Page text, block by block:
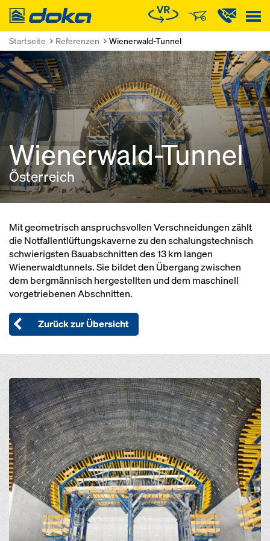
Doka
Startseite Referenzen Wienerwald-Tunnel
Wienerwald-Tunnel
Österreich
Mit geometrisch anspruchsvollen Verschneidungen zählt
die Notfallentlüftungskaverne zu den schalungstechnisch
schwierigsten Bauabschnitten des 13 km langen
Wienerwaldtunnels. Sie bildet den Übergang zwischen
dem bergmännisch hergestellten und dem maschinell
vorgetriebenen Abschnitten.
Zurück zur Übersicht
Open